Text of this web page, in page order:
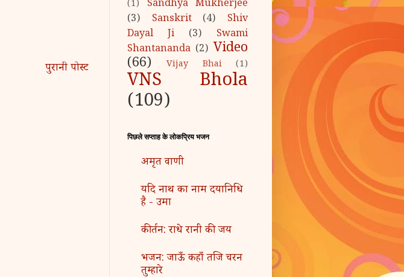
पुरानी पोस्ट
(1)
Sandhya Mukherjee
(3)
Sanskrit (4)
Shiv
Dayal Ji
(3)
Swami
Shantananda (2) Video
(66) Vijay Bhai (1)
VNS Bhola
(109)
पिछले सप्ताह के लोकप्रिय भजन
अमृत वाणी
यदि नाथ का नाम दयानिधि
है - उमा
कीर्तन: राधे रानी की जय
भजन: जाऊँ कहाँ तजि चरन
तुम्हारे